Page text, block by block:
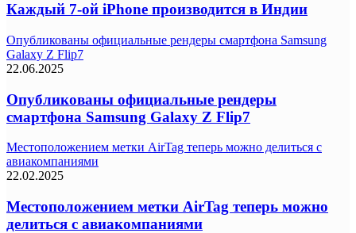
Каждый 7-ой iPhone производится в Индии
Опубликованы официальные рендеры смартфона Samsung
Galaxy Z Flip7
22.06.2025
Опубликованы официальные рендеры
смартфона Samsung Galaxy Z Flip7
Местоположением метки AirTag теперь можно делиться с
авиакомпаниями
22.02.2025
Местоположением метки AirTag теперь можно
делиться с авиакомпаниями